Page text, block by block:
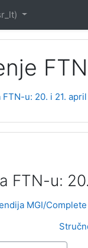
u: 20. i 21. april
FTN-u:
MGI/